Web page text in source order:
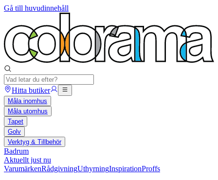
Gå till huvudinnehåll
Hitta butiker
Måla inomhus
Måla utomhus
Tapet
Golv
Verktyg & Tillbehör
Badrum
Aktuellt just nu
VarumärkenRådgivningUthyrningInspirationProffs